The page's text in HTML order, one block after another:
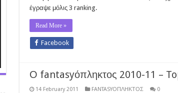
έγραψε μόλις 3 ranking.
Read More »
Facebook
Ο fantasyόπληκτος 2010-11 –
14 February 2011 FANTASYΟΠΛΗΚΤΟΣ 0